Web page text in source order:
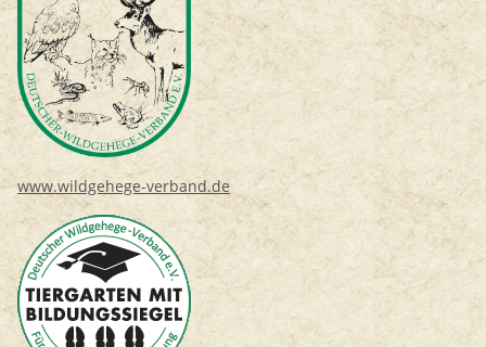
www.wildgehege-verband.de